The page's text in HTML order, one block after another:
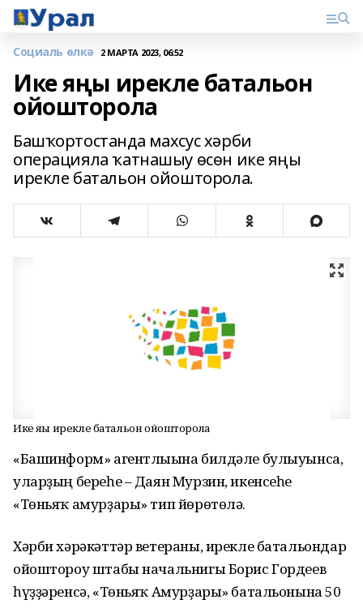
Социаль өлкә 2 МАРТА 2023, 06:52
Ике яңы ирекле батальон
ойошторола
Башҡортостанда махсус хәрби
операцияла ҡатнашыу өсөн ике яңы
ирекле батальон ойошторола.
Ике яңы ирекле батальон ойошторола
«Башинформ» агентлығына билдәле булыуынса,
уларҙың береһе – Даян Мурзин, икенсеһе
«Төньяҡ амурҙары» тип йөрөтөлә.
Хәрби хәрәкәттәр ветераны, ирекле батальондар
ойоштороу штабы начальнигы Борис Гордеев
һүҙҙәренсә, «Төньяҡ Амурҙары» батальонына 50